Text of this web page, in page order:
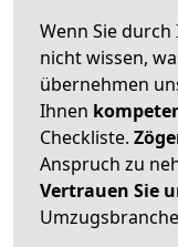
Wenn Sie
nicht wissen,
übernehmen
Ihnen
Checkliste.
Anspruch zu
Vertrauen Sie